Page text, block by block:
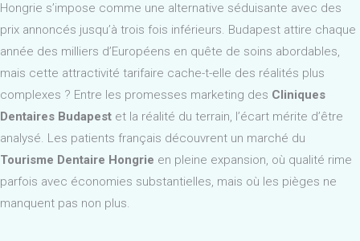
Hongrie s’impose comme une alternative séduisante avec des
prix annoncés jusqu’à trois fois inférieurs. Budapest attire chaque
année des milliers d’Européens en quête de soins abordables,
mais cette attractivité tarifaire cache-t-elle des réalités plus
complexes ? Entre les promesses marketing des Cliniques
Dentaires Budapest et la réalité du terrain, l’écart mérite d’être
analysé. Les patients français découvrent un marché du
Tourisme Dentaire Hongrie en pleine expansion, où qualité rime
parfois avec économies substantielles, mais où les pièges ne
manquent pas non plus.